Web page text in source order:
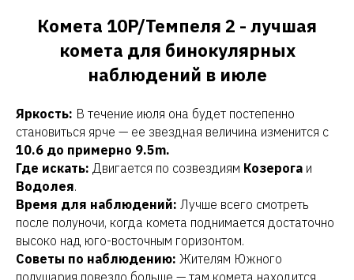
Комета 10P/Темпеля 2 - лучшая
комета для бинокулярных
наблюдений в июле
Яркость: В течение июля она будет постепенно
становиться ярче — ее звездная величина изменится с
10.6 до примерно 9.5m.
Где искать: Двигается по созвездиям Козерога и
Водолея.
Время для наблюдений: Лучше всего смотреть
после полуночи, когда комета поднимается достаточно
высоко над юго-восточным горизонтом.
Советы по наблюдению: Жителям Южного
полушария повезло больше — там комета находится